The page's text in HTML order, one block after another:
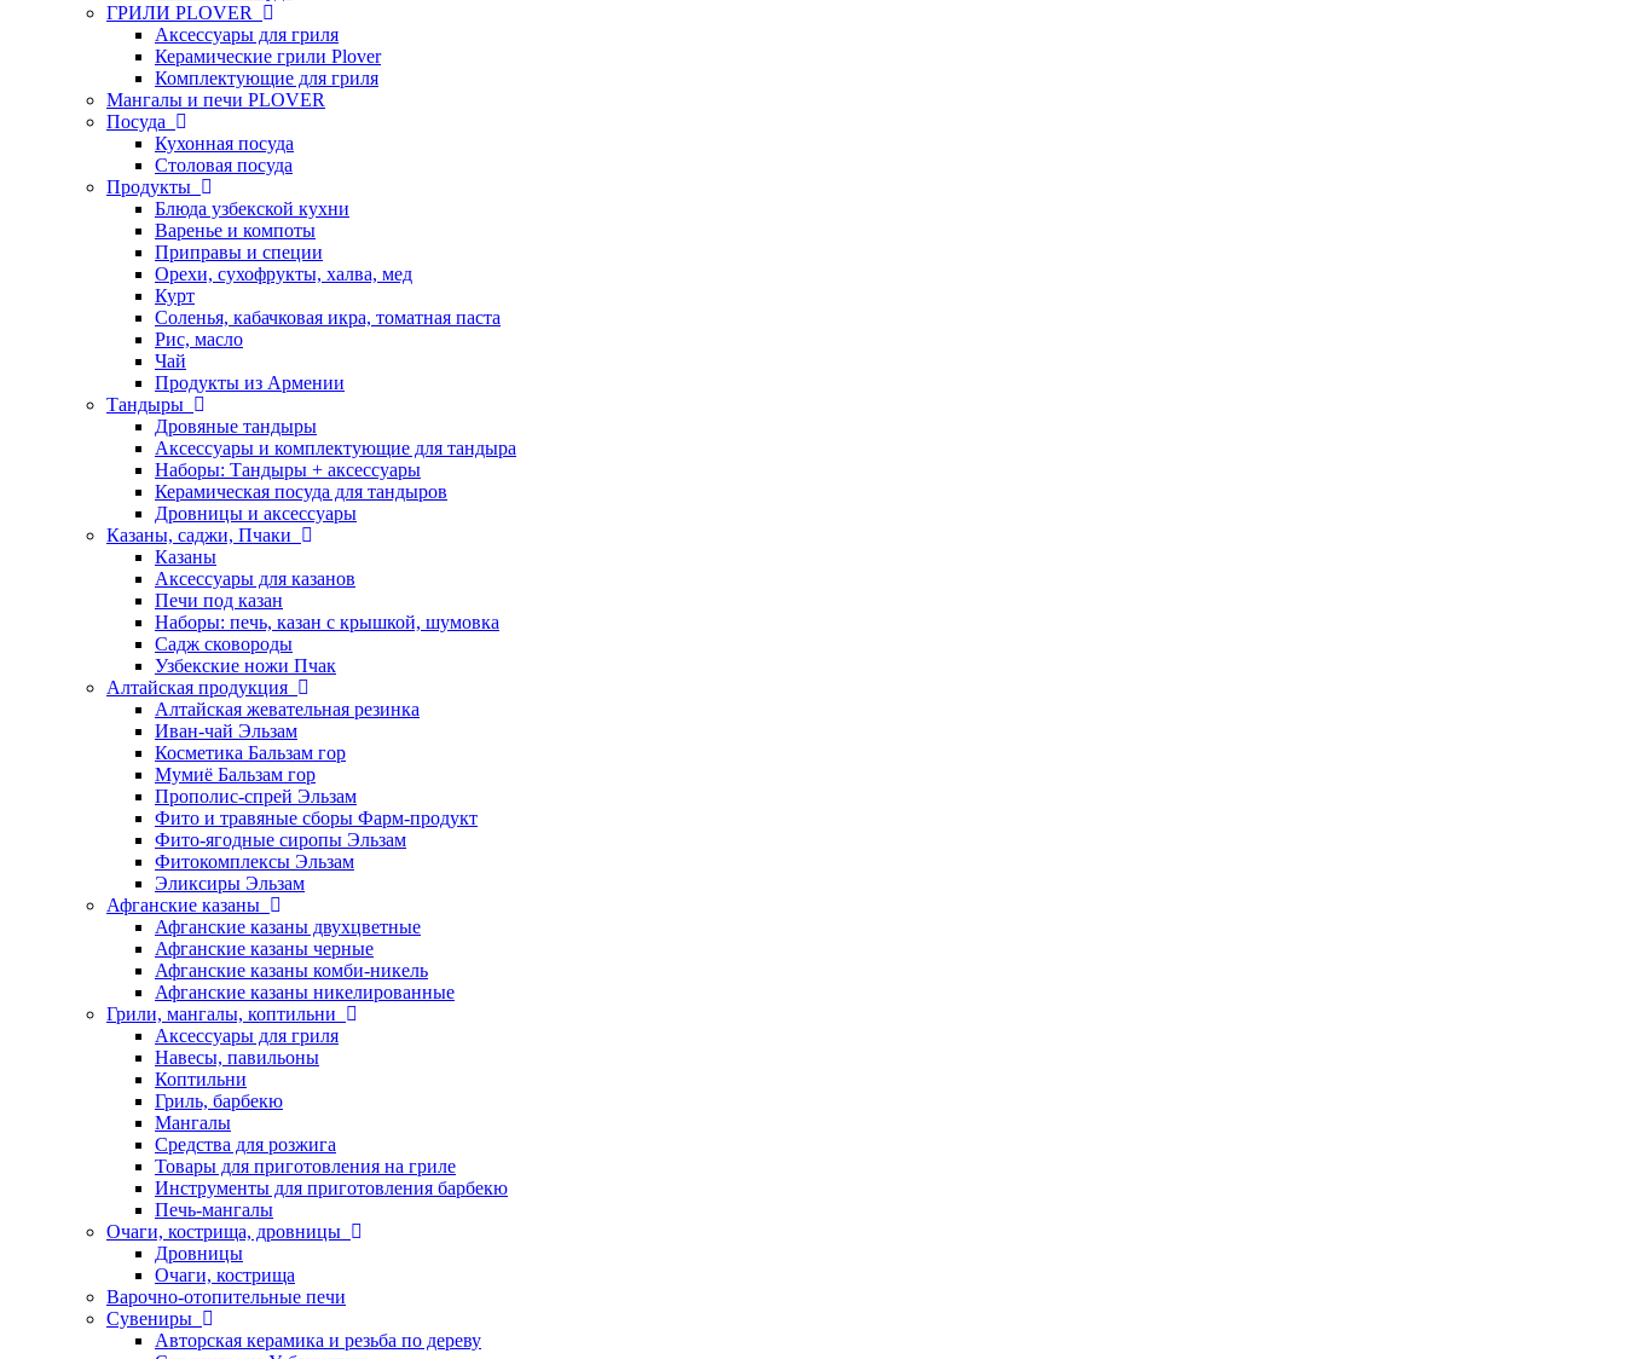
ГРИЛИ PLOVER
Аксессуары для гриля
Керамические грили Plover
Комплектующие для гриля
Мангалы и печи PLOVER
Посуда
Кухонная посуда
Столовая посуда
Продукты
Блюда узбекской кухни
Варенье и компоты
Приправы и специи
Орехи, сухофрукты, халва, мед
Курт
Соленья, кабачковая икра, томатная паста
Рис, масло
Чай
Продукты из Армении
Тандыры
Дровяные тандыры
Аксессуары и комплектующие для тандыра
Наборы: Тандыры + аксессуары
Керамическая посуда для тандыров
Дровницы и аксессуары
Казаны, саджи, Пчаки
Казаны
Аксессуары для казанов
Печи под казан
Наборы: печь, казан с крышкой, шумовка
Садж сковороды
Узбекские ножи Пчак
Алтайская продукция
Алтайская жевательная резинка
Иван-чай Эльзам
Косметика Бальзам гор
Мумиё Бальзам гор
Прополис-спрей Эльзам
Фито и травяные сборы Фарм-продукт
Фито-ягодные сиропы Эльзам
Фитокомплексы Эльзам
Эликсиры Эльзам
Афганские казаны
Афганские казаны двухцветные
Афганские казаны черные
Афганские казаны комби-никель
Афганские казаны никелированные
Грили, мангалы, коптильни
Аксессуары для гриля
Навесы, павильоны
Коптильни
Гриль, барбекю
Мангалы
Средства для розжига
Товары для приготовления на гриле
Инструменты для приготовления барбекю
Печь-мангалы
Очаги, кострища, дровницы
Дровницы
Очаги, кострища
Варочно-отопительные печи
Сувениры
Авторская керамика и резьба по дереву